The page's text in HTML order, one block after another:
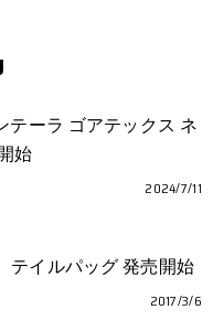
テーラ ゴアテックス ネ
始
2024/7/11
テイルパッグ 発売開始
2017/3/6